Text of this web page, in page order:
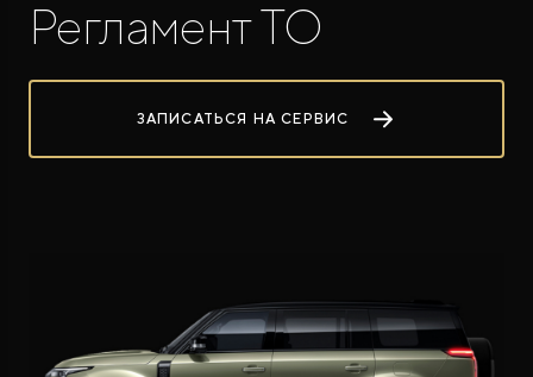
Регламент ТО
ЗАПИСАТЬСЯ НА СЕРВИС